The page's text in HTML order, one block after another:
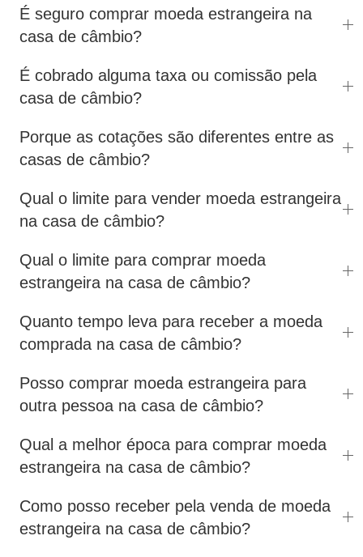
É seguro comprar moeda estrangeira na
casa de câmbio?
É cobrado alguma taxa ou comissão pela
casa de câmbio?
Porque as cotações são diferentes entre as
casas de câmbio?
Qual o limite para vender moeda estrangeira
na casa de câmbio?
Qual o limite para comprar moeda
estrangeira na casa de câmbio?
Quanto tempo leva para receber a moeda
comprada na casa de câmbio?
Posso comprar moeda estrangeira para
outra pessoa na casa de câmbio?
Qual a melhor época para comprar moeda
estrangeira na casa de câmbio?
Como posso receber pela venda de moeda
estrangeira na casa de câmbio?